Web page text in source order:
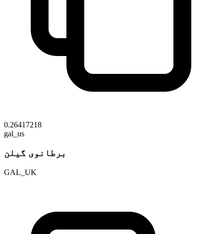
0.26417218
gal_us
برطانوی گیلن
GAL_UK